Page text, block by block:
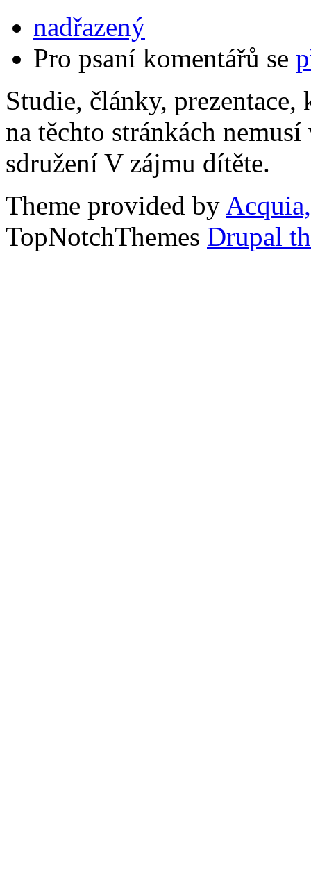
nadřazený
Pro psaní komentářů se
Studie, články,
na těchto stránkách
sdružení V zájmu dítěte.
Theme provided by
TopNotchThemes Drupal